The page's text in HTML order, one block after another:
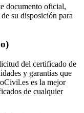
documento oficial,
su disposición para
del certificado de
y garantías que
es la mejor
de cualquier